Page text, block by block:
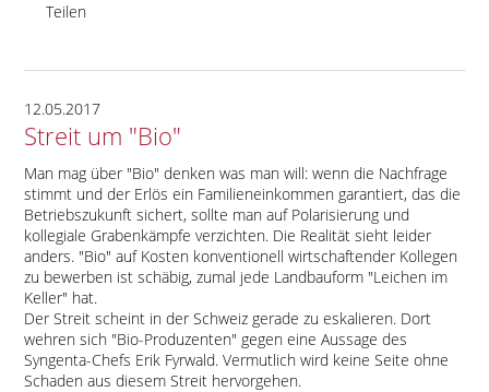
Teilen
12.05.2017
Streit um "Bio"
Man mag über Bio denken was man will: wenn die Nachfrage
stimmt und der Erlös ein Familieneinkommen garantiert, das die
Betriebszukunft sichert, sollte man auf Polarisierung und
kollegiale Grabenkämpfe verzichten. Die Realität sieht leider
anders. Bio auf Kosten konventionell wirtschaftender Kollegen
zu bewerben ist schäbig, zumal jede Landbauform Leichen im
Keller hat.
Der Streit scheint in der Schweiz gerade zu eskalieren. Dort
wehren sich Bio-Produzenten gegen eine Aussage des
Syngenta-Chefs Erik Fyrwald. Vermutlich wird keine Seite ohne
Schaden aus diesem Streit hervorgehen.